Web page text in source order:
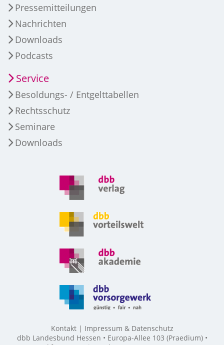
Pressemitteilungen
Nachrichten
Downloads
Podcasts
Service
Besoldungs- / Entgelttabellen
Rechtsschutz
Seminare
Downloads
Kontakt
Impressum & Datenschutz
dbb Landesbund Hessen • Europa-Allee 103 (Praedium) •